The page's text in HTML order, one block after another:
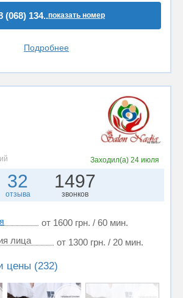
(068) 134..показать номер
Подробнее
Заходил(а)24 июля
32
отзыва
1497
звонков
от 1600 грн. / 60 мин.
лица
от 1300 грн. / 20 мин.
цены (232)